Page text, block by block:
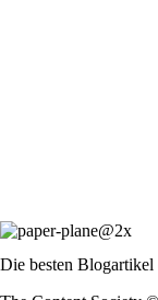
Die besten Blogartikel